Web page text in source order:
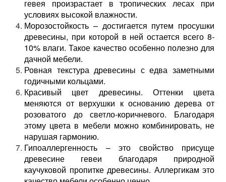
гевея произрастает в тропических лесах при
условиях высокой влажности.
Морозостойкость – достигается путем просушки
древесины, при которой в ней остается всего 8-
10% влаги. Такое качество особенно полезно для
дачной мебели.
Ровная текстура древесины с едва заметными
годичными кольцами.
Красивый цвет древесины. Оттенки цвета
меняются от верхушки к основанию дерева от
розоватого до светло-коричневого. Благодаря
этому цвета в мебели можно комбинировать, не
нарушая гармонию.
Гипоаллергенность – это свойство присуще
древесине гевеи благодаря природной
каучуковой пропитке древесины. Аллергикам это